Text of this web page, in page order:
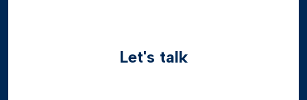
Let's talk